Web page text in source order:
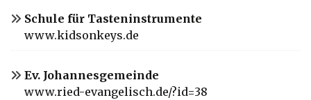
Schule für Tasteninstrumente
www.kidsonkeys.de
Ev. Johannesgemeinde
www.ried-evangelisch.de/?id=38